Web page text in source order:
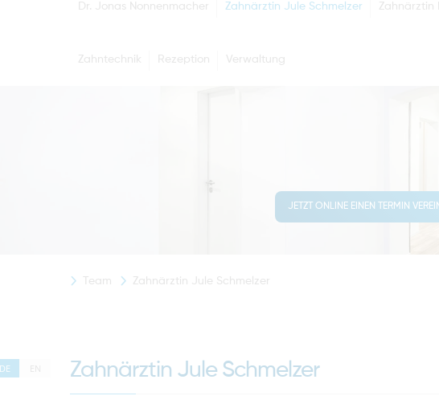
Dr. Jonas Nonnenmacher Zahnärztin Jule Schmelzer Zahnärztin
Zahntechnik Rezeption Verwaltung
JETZT ONLINE EINEN TERMIN
Team Zahnärztin Jule Schmelzer
DE EN Zahnärztin Jule Schmelzer